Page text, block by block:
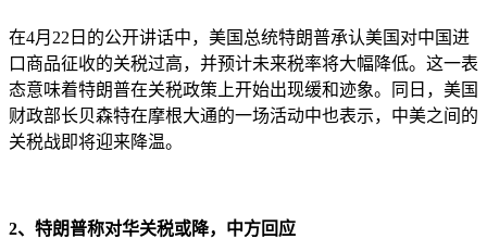
在4月22日的公开讲话中，美国总统特朗普承认美国对中国进
口商品征收的关税过高，并预计未来税率将大幅降低。这一表
态意味着特朗普在关税政策上开始出现缓和迹象。同日，美国
财政部长贝森特在摩根大通的一场活动中也表示，中美之间的
关税战即将迎来降温。
2、特朗普称对华关税或降，中方回应